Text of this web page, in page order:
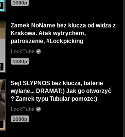
1080p
Zamek NoName bez klucza od widza z
Krakowa. Atak wytrychem,
patroszenie, #Lockpicking
LockTube
1080p
Sejf SLYPNOS bez klucza, baterie
wylane... DRAMAT:) Jak go otworzyć
? Zamek typu Tubular pomoże:)
LockTube
1080p